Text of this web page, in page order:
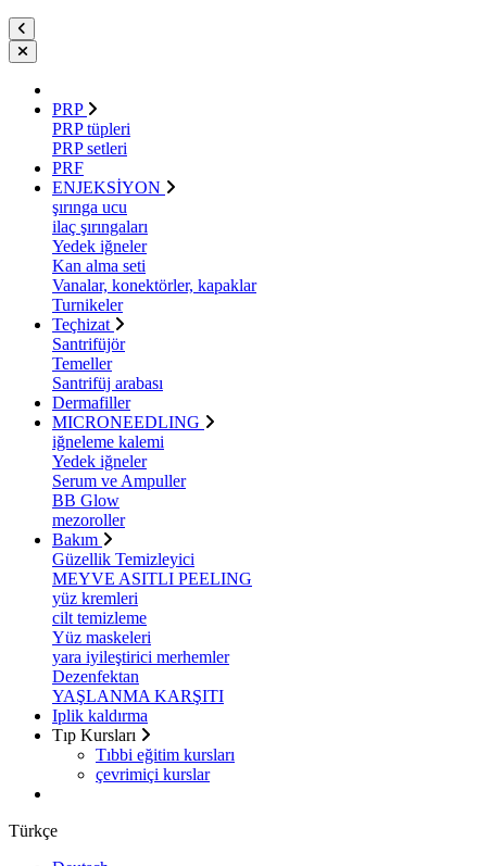
PRP
PRP tüpleri
PRP setleri
PRF
ENJEKSİYON
şırınga ucu
ilaç şırıngaları
Yedek iğneler
Kan alma seti
Vanalar, konektörler, kapaklar
Turnikeler
Teçhizat
Santrifüjör
Temeller
Santrifüj arabası
Dermafiller
MICRONEEDLING
iğneleme kalemi
Yedek iğneler
Serum ve Ampuller
BB Glow
mezoroller
Bakım
Güzellik Temizleyici
MEYVE ASITLI PEELING
yüz kremleri
cilt temizleme
Yüz maskeleri
yara iyileştirici merhemler
Dezenfektan
YAŞLANMA KARŞITI
Iplik kaldırma
Tıp Kursları
Tıbbi eğitim kursları
çevrimiçi kurslar
Türkçe